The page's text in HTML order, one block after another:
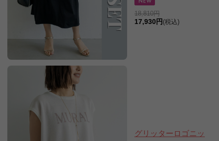
18,810円
17,930円 (税込)
グリッターロゴニッ